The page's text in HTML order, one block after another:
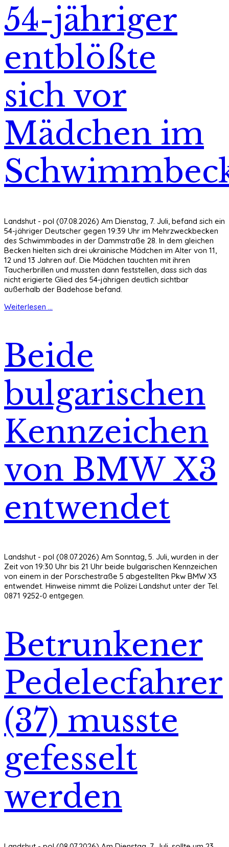
54-jähriger
entblößte
sich vor
Mädchen im
Landshut - pol (07.08.2026) Am Dienstag, 7. Juli, befand sich ein
54-jähriger Deutscher gegen 19:39 Uhr im Mehrzweckbecken
des Schwimmbades in der Dammstraße 28. In dem gleichen
Becken hielten sich drei ukrainische Mädchen im Alter von 11,
12 und 13 Jahren auf. Die Mädchen tauchten mit ihren
Taucherbrillen und mussten dann feststellen, dass sich das
nicht erigierte Glied des 54-jährigen deutlich sichtbar
außerhalb der Badehose befand.
Weiterlesen ...
Beide
bulgarischen
Kennzeichen
von BMW X3
entwendet
Landshut - pol (08.07.2026) Am Sonntag, 5. Juli, wurden in der
Zeit von 19:30 Uhr bis 21 Uhr beide bulgarischen Kennzeichen
von einem in der Porschestraße 5 abgestellten Pkw BMW X3
entwendet. Hinweise nimmt die Polizei Landshut unter der Tel.
0871 9252-0 entgegen.
Betrunkener
Pedelecfahrer
(37) musste
gefesselt
werden